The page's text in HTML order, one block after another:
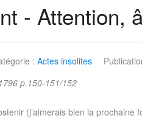
- Attention,
: Actes insolites
p.150-151/152
(j’aimerais bien la